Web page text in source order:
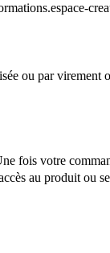
ou par virement
fois votre
au produit ou